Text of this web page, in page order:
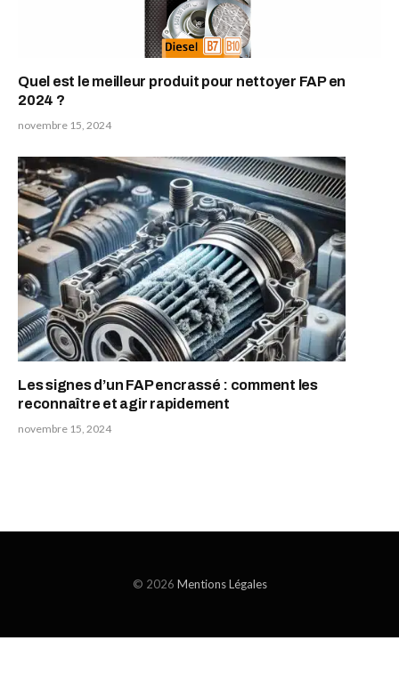
Quel est le meilleur produit pour nettoyer FAP en
2024 ?
novembre 15, 2024
Les signes d’un FAP encrassé : comment les
reconnaître et agir rapidement
novembre 15, 2024
© 2026 Mentions Légales